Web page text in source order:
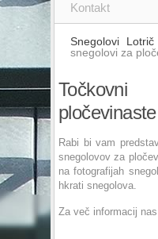
Kontakt
Snegolovi
snegolovi za
Rabi bi vam
snegolovov za
na fotografijah
hkrati snegolova.
Za več informacij